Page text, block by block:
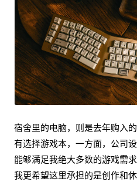
宿舍里的电脑，则是去年购入
有选择游戏本，一方面，公司
能够满足我绝大多数的游戏需
我更希望这里承担的是创作和